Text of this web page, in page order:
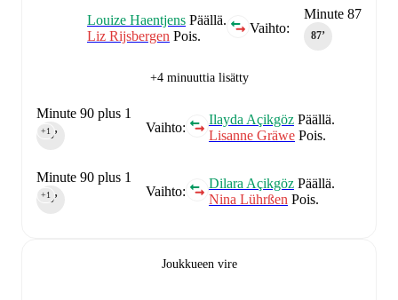
Minute 87
87‎’‎
Vaihto:
Louize Haentjens Päällä.
Liz Rijsbergen Pois.
+4 minuuttia lisätty
Vaihto:
Ilayda Açikgöz Päällä.
Lisanne Gräwe Pois.
Minute 90 plus 1
90‎’‎
+1
Vaihto:
Dilara Açikgöz Päällä.
Nina Lührßen Pois.
Minute 90 plus 1
90‎’‎
+1
Joukkueen vire